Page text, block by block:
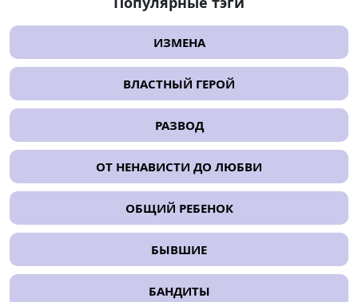
ИЗМЕНА
ВЛАСТНЫЙ ГЕРОЙ
РАЗВОД
ОТ НЕНАВИСТИ ДО ЛЮБВИ
ОБЩИЙ РЕБЕНОК
БЫВШИЕ
БАНДИТЫ